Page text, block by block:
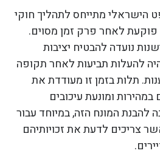
הישראלי מתייחס לתהליך חוקי
לאחר פרק זמן מסוים.
נועדה להבטיח יציבות
להעלות תביעות לאחר תקופה
תלות בזמן זו מעודדת את
ומונעת עיכובים
המונח הזה, במיוחד עבור
צריכים לדעת את זכויותיהם